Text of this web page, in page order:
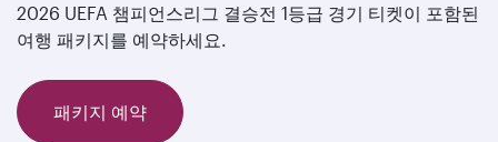
2026 UEFA 챔피언스리그 결승전 1등급 경기 티켓이 포함된
여행 패키지를 예약하세요.
패키지 예약